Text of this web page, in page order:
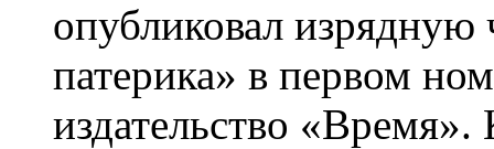
опубликовал изрядную
патерика» в первом
издательство «Время».